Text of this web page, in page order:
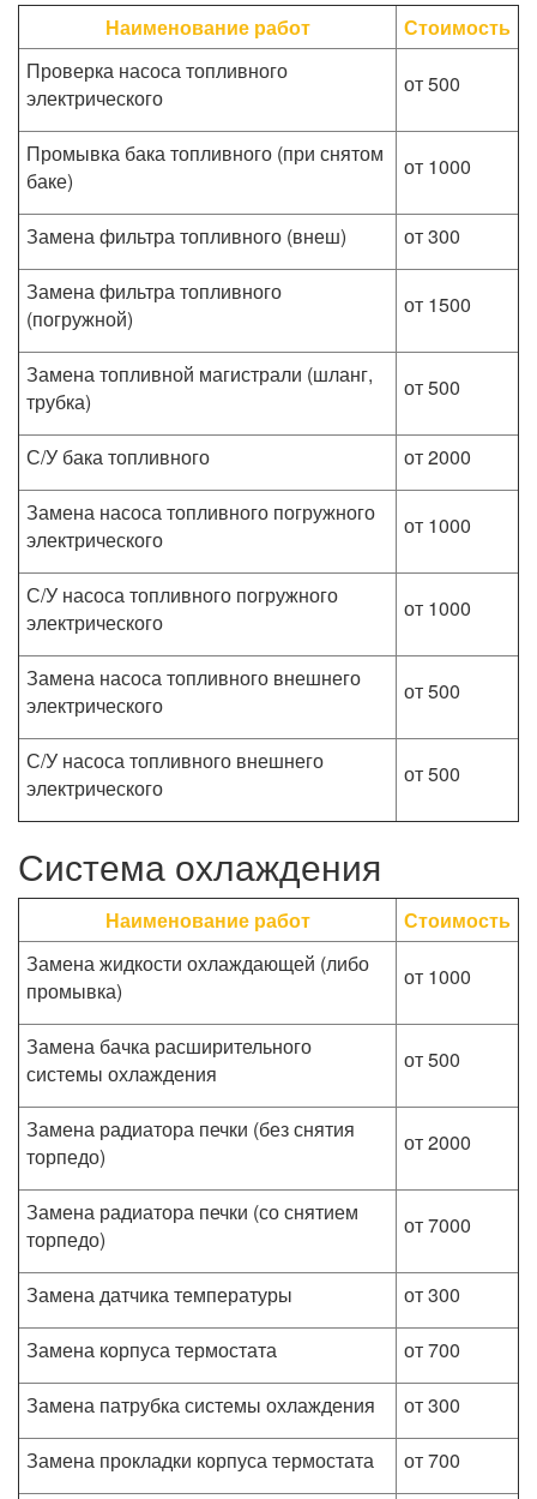
Наименование работ
Стоимость
Проверка насоса топливного
электрического
от 500
Промывка бака топливного (при снятом
баке)
от 1000
Замена фильтра топливного (внеш)
от 300
Замена фильтра топливного
(погружной)
от 1500
Замена топливной магистрали (шланг,
трубка)
от 500
С/У бака топливного
от 2000
Замена насоса топливного погружного
электрического
от 1000
С/У насоса топливного погружного
электрического
от 1000
Замена насоса топливного внешнего
электрического
от 500
С/У насоса топливного внешнего
электрического
от 500
Система охлаждения
Наименование работ
Стоимость
Замена жидкости охлаждающей (либо
промывка)
от 1000
Замена бачка расширительного
системы охлаждения
от 500
Замена радиатора печки (без снятия
торпедо)
от 2000
Замена радиатора печки (со снятием
торпедо)
от 7000
Замена датчика температуры
от 300
Замена корпуса термостата
от 700
Замена патрубка системы охлаждения
от 300
Замена прокладки корпуса термостата
от 700